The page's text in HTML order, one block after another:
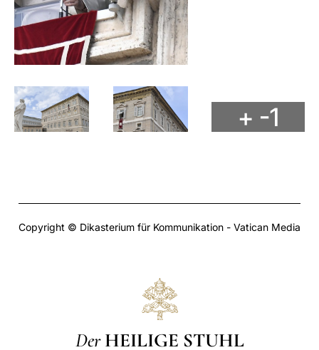
+ -1
Copyright © Dikasterium für Kommunikation - Vatican Media
Der HEILIGE STUHL